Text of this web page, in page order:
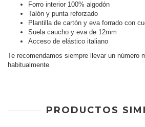
Forro interior 100% algodón
Talón y punta reforzado
Plantilla de cartón y eva forrado con
Suela caucho y eva de 12mm
Acceso de elástico italiano
Te recomendamos siempre llevar un número
habitualmente
PRODUCTOS